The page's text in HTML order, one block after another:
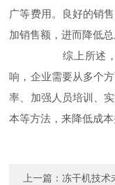
广等费用。良好的销
加销售额，进而降低总
综上所述，冻
响，企业需要从多个
率、加强人员培训、
本等方法，来降低成本
上一篇：冻干机技术